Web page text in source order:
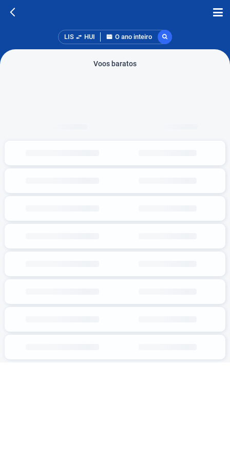
LIS HUI O ano inteiro
Voos baratos